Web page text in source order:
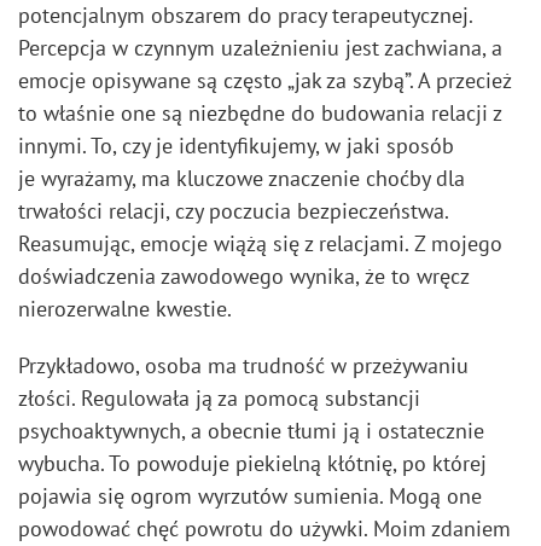
potencjalnym obszarem do pracy terapeutycznej.
Percepcja w czynnym uzależnieniu jest zachwiana, a
emocje opisywane są często „jak za szybą”. A przecież
to właśnie one są niezbędne do budowania relacji z
innymi. To, czy je identyfikujemy, w jaki sposób
je wyrażamy, ma kluczowe znaczenie choćby dla
trwałości relacji, czy poczucia bezpieczeństwa.
Reasumując, emocje wiążą się z relacjami. Z mojego
doświadczenia zawodowego wynika, że to wręcz
nierozerwalne kwestie.
Przykładowo, osoba ma trudność w przeżywaniu
złości. Regulowała ją za pomocą substancji
psychoaktywnych, a obecnie tłumi ją i ostatecznie
wybucha. To powoduje piekielną kłótnię, po której
pojawia się ogrom wyrzutów sumienia. Mogą one
powodować chęć powrotu do używki. Moim zdaniem